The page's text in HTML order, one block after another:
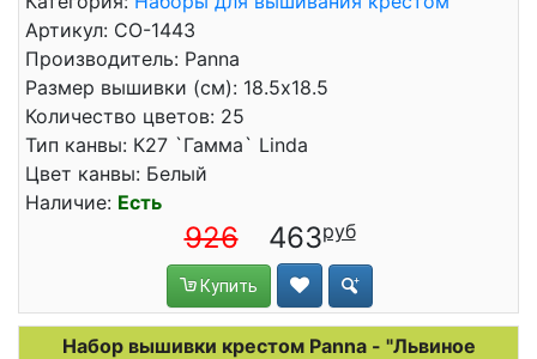
Артикул: СО-1443
Производитель: Panna
Размер вышивки (см): 18.5x18.5
Количество цветов: 25
Тип канвы: К27 `Гамма` Linda
Цвет канвы: Белый
Наличие: Есть
926 463
Купить
Набор вышивки крестом Panna - "Львиное